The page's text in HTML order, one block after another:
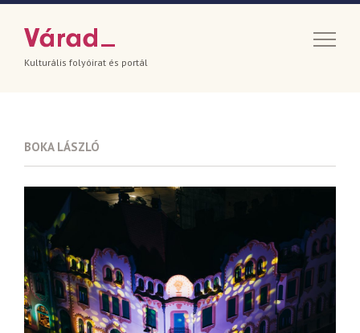
Kulturális folyóirat és portál
BOKA LÁSZLÓ